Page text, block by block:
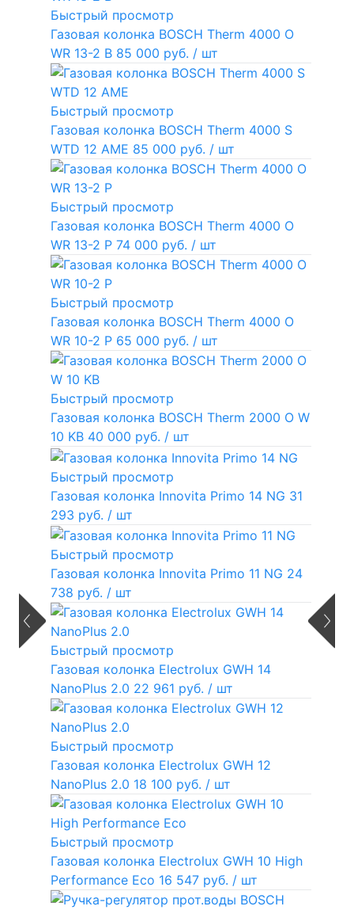
Быстрый просмотр
Газовая колонка BOSCH Therm 4000 O
WR 13-2 В 85 000 руб. / шт
Быстрый просмотр
Газовая колонка BOSCH Therm 4000 S
WTD 12 AME 85 000 руб. / шт
Быстрый просмотр
Газовая колонка BOSCH Therm 4000 O
WR 13-2 P 74 000 руб. / шт
Быстрый просмотр
Газовая колонка BOSCH Therm 4000 O
WR 10-2 P 65 000 руб. / шт
Быстрый просмотр
Газовая колонка BOSCH Therm 2000 O W
10 KB 40 000 руб. / шт
Быстрый просмотр
Газовая колонка Innovita Primo 14 NG 31
293 руб. / шт
Быстрый просмотр
Газовая колонка Innovita Primo 11 NG 24
738 руб. / шт
Быстрый просмотр
Газовая колонка Electrolux GWH 14
NanoPlus 2.0 22 961 руб. / шт
Быстрый просмотр
Газовая колонка Electrolux GWH 12
NanoPlus 2.0 18 100 руб. / шт
Быстрый просмотр
Газовая колонка Electrolux GWH 10 High
Performance Eco 16 547 руб. / шт